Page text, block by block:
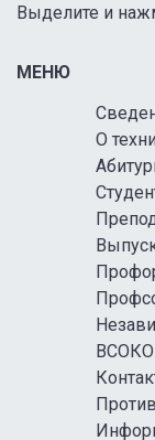
Выделите и
МЕНЮ
О
ВСОКО